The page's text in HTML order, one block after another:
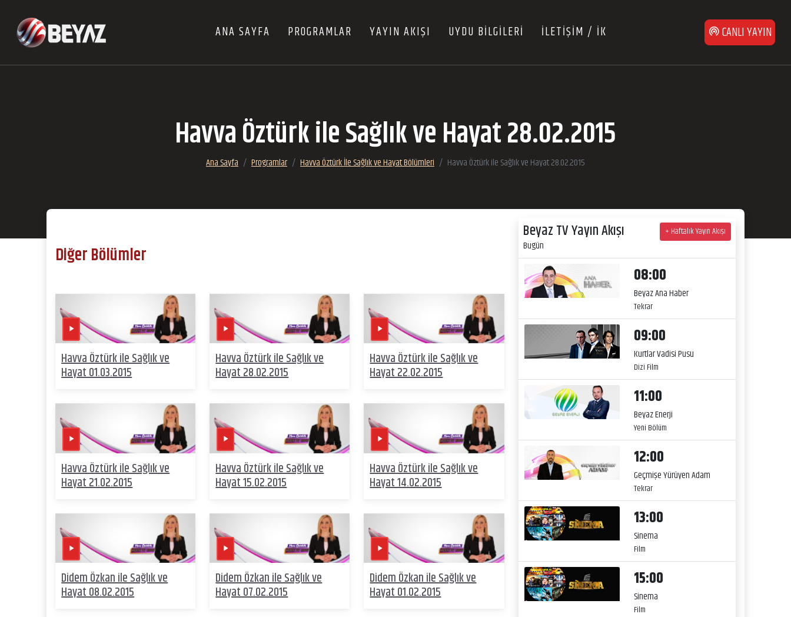
ANA SAYFA PROGRAMLAR YAYIN AKIŞI UYDU BİLGİLERİ İLETİŞİM / İK CANLI YAYIN
Havva Öztürk ile Sağlık ve Hayat 28.02.2015
Ana Sayfa Programlar Havva Öztürk İle Sağlık ve Hayat Bölümleri Havva Öztürk ile Sağlık ve Hayat 28.02.2015
Diğer Bölümler
Havva Öztürk ile Sağlık ve
Hayat 01.03.2015
Havva Öztürk ile Sağlık ve
Hayat 28.02.2015
Havva Öztürk ile Sağlık ve
Hayat 22.02.2015
Havva Öztürk ile Sağlık ve
Hayat 21.02.2015
Havva Öztürk ile Sağlık ve
Hayat 15.02.2015
Havva Öztürk ile Sağlık ve
Hayat 14.02.2015
Didem Özkan ile Sağlık ve
Hayat 08.02.2015
Didem Özkan ile Sağlık ve
Hayat 07.02.2015
Didem Özkan ile Sağlık ve
Hayat 01.02.2015
Beyaz TV Yayın Akışı
Bugün
+ Haftalık Yayın Akışı
08:00
Beyaz Ana Haber
Tekrar
09:00
Kurtlar Vadisi Pusu
Dizi Film
11:00
Beyaz Enerji
Yeni Bölüm
12:00
Geçmişe Yürüyen Adam
Tekrar
13:00
Sinema
Film
15:00
Sinema
Film